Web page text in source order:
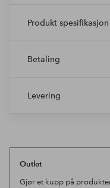
Produkt spesifikasjon
Betaling
Levering
Outlet
Gjør et kupp på